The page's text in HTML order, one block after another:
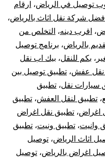
داخل
و
خارج
الرياض
توصيل في الرياض، ارقام
افضل شركة نقل اثاث بالرياض،
، اقرب دينه، التخلص من
بالرياض، برنامج توصيل
، بكم للنقل، بيك اب نقل
نقل عفش، تطبيق توصيل بين
سيارات نقل، تطبيق
، تطبيق لنقل العفش، تطبيق
اغراض، تطبيق نقل اغراض
وانيت، تطبيق ونيت، تطبيق
اثاث الرياض، توصيل
اغراض بالرياض، توصيل